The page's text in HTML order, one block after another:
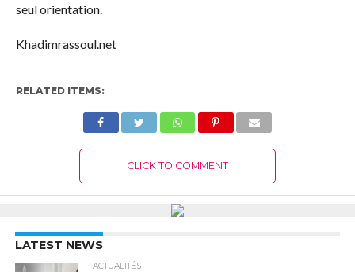
seul orientation.
Khadimrassoul.net
RELATED ITEMS:
CLICK TO COMMENT
LATEST NEWS
ACTUALITÉS